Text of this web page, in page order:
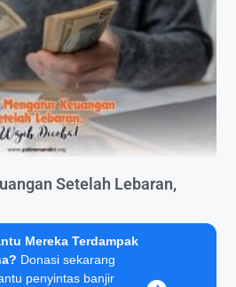
Setelah Lebaran,
Mereka Terdampak
Donasi sekarang
penyintas banjir